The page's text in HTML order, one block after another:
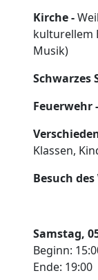
Kirche -
kulturellem
Musik)
Schwarzes
Feuerwehr -
Klassen,
Besuch
Samstag,
Beginn:
Ende: 19:00